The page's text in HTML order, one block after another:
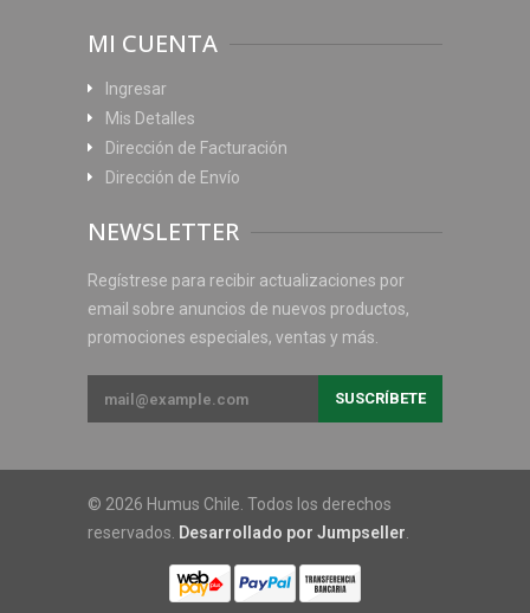
MI CUENTA
Ingresar
Mis Detalles
Dirección de Facturación
Dirección de Envío
NEWSLETTER
Regístrese para recibir actualizaciones por
email sobre anuncios de nuevos productos,
promociones especiales, ventas y más.
© 2026 Humus Chile. Todos los derechos
reservados. Desarrollado por Jumpseller.